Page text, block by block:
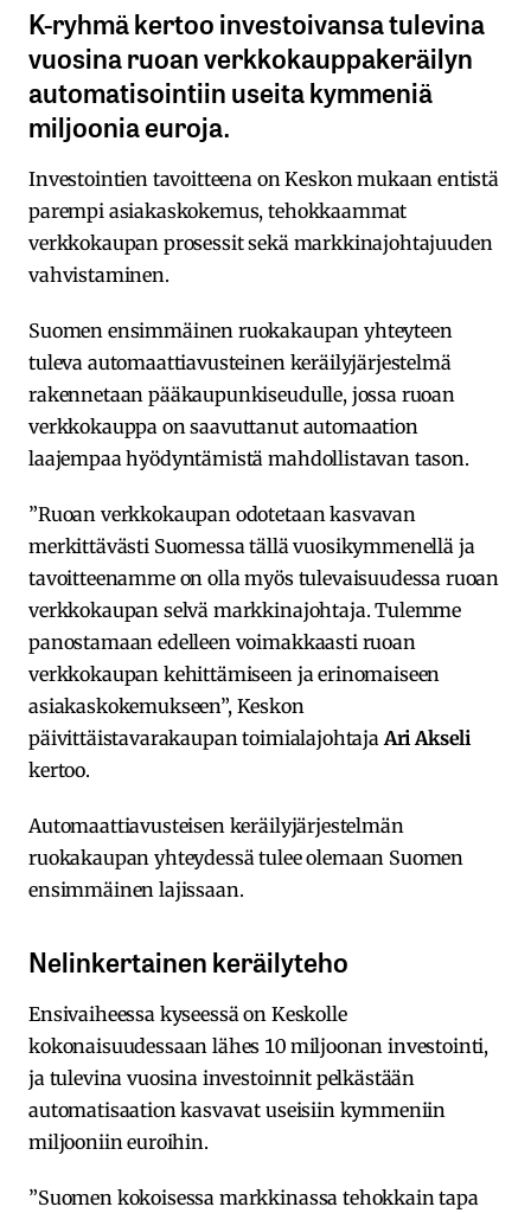
K-ryhmä kertoo investoivansa tulevina
vuosina ruoan verkkokauppakeräilyn
automatisointiin useita kymmeniä
miljoonia euroja.
Investointien tavoitteena on Keskon mukaan entistä
parempi asiakaskokemus, tehokkaammat
verkkokaupan prosessit sekä markkinajohtajuuden
vahvistaminen.
Suomen ensimmäinen ruokakaupan yhteyteen
tuleva automaattiavusteinen keräilyjärjestelmä
rakennetaan pääkaupunkiseudulle, jossa ruoan
verkkokauppa on saavuttanut automaation
laajempaa hyödyntämistä mahdollistavan tason.
”Ruoan verkkokaupan odotetaan kasvavan
merkittävästi Suomessa tällä vuosikymmenellä ja
tavoitteenamme on olla myös tulevaisuudessa ruoan
verkkokaupan selvä markkinajohtaja. Tulemme
panostamaan edelleen voimakkaasti ruoan
verkkokaupan kehittämiseen ja erinomaiseen
asiakaskokemukseen”, Keskon
päivittäistavarakaupan toimialajohtaja Ari Akseli
kertoo.
Automaattiavusteisen keräilyjärjestelmän
ruokakaupan yhteydessä tulee olemaan Suomen
ensimmäinen lajissaan.
Nelinkertainen keräilyteho
Ensivaiheessa kyseessä on Keskolle
kokonaisuudessaan lähes 10 miljoonan investointi,
ja tulevina vuosina investoinnit pelkästään
automatisaation kasvavat useisiin kymmeniin
miljooniin euroihin.
”Suomen kokoisessa markkinassa tehokkain tapa